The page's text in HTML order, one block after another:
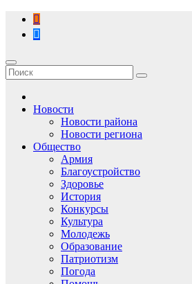
Перейти
содержимому
Новости
Новости района
Новости региона
Общество
Армия
Благоустройство
Здоровье
История
Конкурсы
Культура
Молодежь
Образование
Патриотизм
Погода